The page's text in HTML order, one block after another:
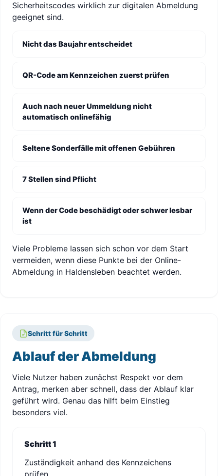
Sicherheitscodes wirklich zur digitalen Abmeldung
geeignet sind.
Nicht das Baujahr entscheidet
QR-Code am Kennzeichen zuerst prüfen
Auch nach neuer Ummeldung nicht
automatisch onlinefähig
Seltene Sonderfälle mit offenen Gebühren
7 Stellen sind Pflicht
Wenn der Code beschädigt oder schwer lesbar
ist
Viele Probleme lassen sich schon vor dem Start
vermeiden, wenn diese Punkte bei der Online-
Abmeldung in Haldensleben beachtet werden.
Schritt für Schritt
Ablauf der Abmeldung
Viele Nutzer haben zunächst Respekt vor dem
Antrag, merken aber schnell, dass der Ablauf klar
geführt wird. Genau das hilft beim Einstieg
besonders viel.
Schritt 1
Zuständigkeit anhand des Kennzeichens
prüfen